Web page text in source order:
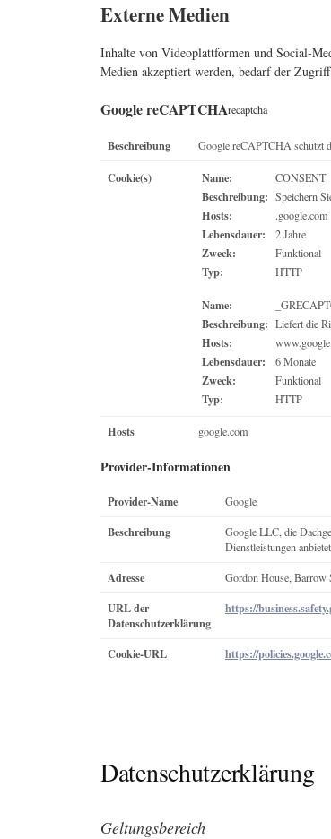
Externe Medien
Inhalte von Videoplattformen und Social-
Medien akzeptiert werden, bedarf der
Google reCAPTCHArecaptcha
Beschreibung Google reCAPTCHA schützt
Cookie(s) Name: CONSENT
Beschreibung: Speichern
Hosts: .google.com
Lebensdauer: 2 Jahre
Zweck: Funktional
Typ: HTTP
Name:
Beschreibung: Liefert die
Hosts:
Lebensdauer: 6 Monate
Zweck: Funktional
Typ: HTTP
Hosts google.com
Provider-Informationen
Provider-Name Google
Beschreibung
Google LLC, die
Dienstleistungen
Adresse Gordon House, Barrow
URL der
Datenschutzerklärung
https://
Cookie-URL https://
Datenschutzerklärung
Geltungsbereich